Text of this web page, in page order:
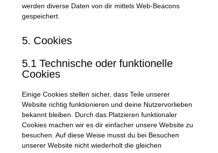
werden diverse Daten von dir mittels Web-Beacons
gespeichert.
5. Cookies
5.1 Technische oder funktionelle
Cookies
Einige Cookies stellen sicher, dass Teile unserer
Website richtig funktionieren und deine Nutzervorlieben
bekannt bleiben. Durch das Platzieren funktionaler
Cookies machen wir es dir einfacher unsere Website zu
besuchen. Auf diese Weise musst du bei Besuchen
unserer Website nicht wiederholt die gleichen